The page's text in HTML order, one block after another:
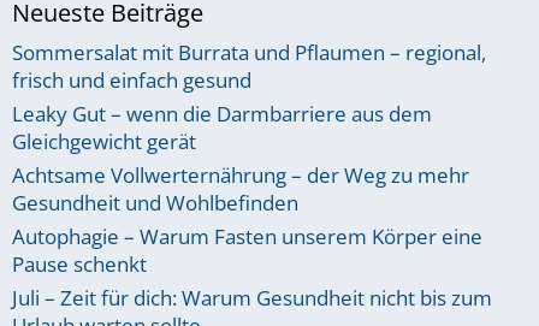
Neueste Beiträge
Sommersalat mit Burrata und Pflaumen – regional,
frisch und einfach gesund
Leaky Gut – wenn die Darmbarriere aus dem
Gleichgewicht gerät
Achtsame Vollwerternährung – der Weg zu mehr
Gesundheit und Wohlbefinden
Autophagie – Warum Fasten unserem Körper eine
Pause schenkt
Juli – Zeit für dich: Warum Gesundheit nicht bis zum